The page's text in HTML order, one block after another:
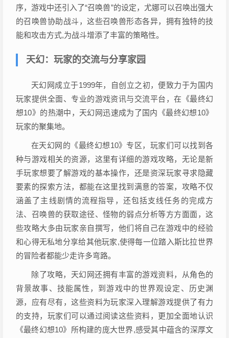
序，游戏中还引入了“召唤兽”的设定，尤娜可以召唤出强大
的召唤兽协助战斗，这些召唤兽形态各异，拥有独特的技
能和攻击方式,为战斗增添了丰富的策略性。
天幻：玩家的交流与分享家园
天幻网成立于1999年，自创立之初，便致力于为国内
玩家提供全面、专业的游戏资讯与交流平台，在《最终幻
想10》的热潮中，天幻网迅速成为了国内《最终幻想10》
玩家的聚集地。
在天幻网的《最终幻想10》专区，玩家们可以找到各
种与游戏相关的资源，这里有详细的游戏攻略，无论是新
手玩家想要了解游戏的基本操作，还是资深玩家寻求隐藏
要素的探索方法，都能在这里找到满意的答案，攻略不仅
涵盖了主线剧情的流程指导，还包括支线任务的完成方
法、召唤兽的获取途径、怪物的弱点分析等方方面面，这
些攻略大多由玩家亲自撰写，他们将自己在游戏中的经验
和心得无私地分享给其他玩家,使得每一位踏入斯比拉世界
的冒险者都能少走许多弯路。
除了攻略，天幻网还拥有丰富的游戏资料，从角色的
背景故事、技能属性，到游戏中的世界观设定、历史渊
源，应有尽有，这些资料为玩家深入理解游戏提供了有力
的支持，玩家们可以通过阅读这些资料，更加全面地认识
《最终幻想10》所构建的庞大世界,感受其中蕴含的深厚文